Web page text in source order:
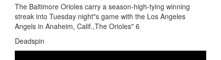
The Baltimore Orioles carry a season-high-tying winning
streak into Tuesday night"s game with the Los Angeles
Angels in Anaheim, Calif.,The Orioles" 6
Deadspin